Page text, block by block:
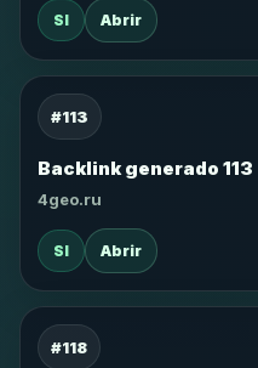
SI Abrir
#113
Backlink generado 113
4geo.ru
SI Abrir
#118